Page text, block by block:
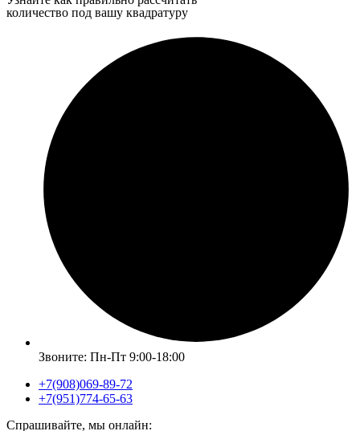
количество под вашу квадратуру
Звоните: Пн-Пт 9:00-18:00
+7(908)069-89-72
+7(951)774-65-63
Спрашивайте, мы онлайн: